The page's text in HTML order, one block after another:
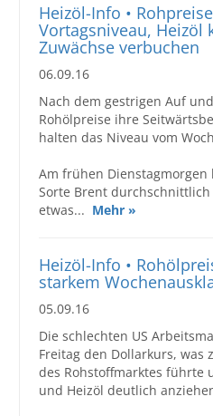
Heizöl-Info •
Vortagsniveau, Heizöl
Zuwächse verbuchen
06.09.16
Nach dem gestrigen Auf
Rohölpreise ihre
halten das Niveau vom
Am frühen
Sorte Brent durchschnittlich
etwas... Mehr »
Heizöl-Info •
starkem
05.09.16
Die schlechten US
Freitag den Dollarkurs, was
des Rohstoffmarktes führte
und Heizöl deutlich